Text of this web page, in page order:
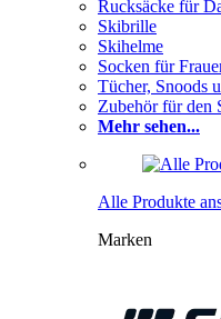
Rucksäcke für
Skibrille
Skihelme
Socken für
Tücher, Snoods
Zubehör für den
Mehr sehen...
Alle Produkte
Marken